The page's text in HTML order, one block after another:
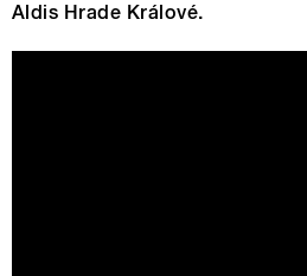
Aldis Hrade Králové.